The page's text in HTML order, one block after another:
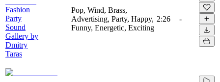
Fashion
Party
Sound
Gallery by
Dmitry
Taras
Pop, Wind, Brass,
Advertising, Party, Happy,
Funny, Energetic, Exciting
2:26 -